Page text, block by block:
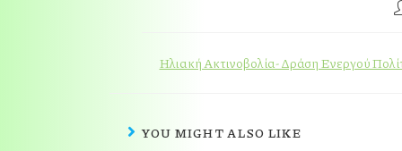
Ηλιακή Ακτινοβολία- Δράση Ενεργού
YOU MIGHT ALSO LIKE